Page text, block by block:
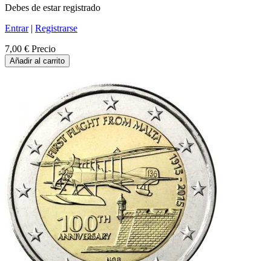
Debes de estar registrado
Entrar| Registrarse
7,00 € Precio
Añadir al carrito